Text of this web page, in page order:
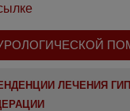
ЛЕЧЕНИЯ